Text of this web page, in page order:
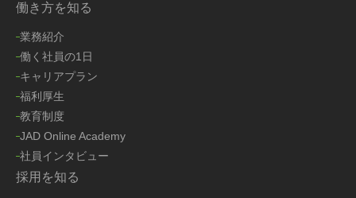
働き方を知る
業務紹介
働く社員の1日
キャリアプラン
福利厚生
教育制度
JAD Online Academy
社員インタビュー
採用を知る